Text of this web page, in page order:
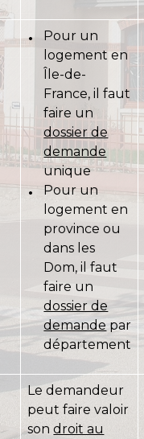
Pour un
logement en
Île-de-
France, il faut
faire un
dossier de
demande
unique
Pour un
logement en
province ou
dans les
Dom, il faut
faire un
dossier de
demande par
département
Le demandeur
peut faire valoir
sondroit au